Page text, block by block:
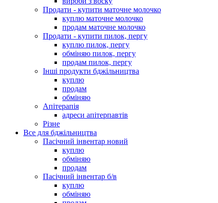
Продати - купити маточне молочко
куплю маточне молочко
продам маточне молочко
Продати - купити пилок, пергу
куплю пилок, пергу
обміняю пилок, пергу
продам пилок, пергу
Інші продукти бджільництва
куплю
продам
обміняю
Апітерапія
адреси апітерпавтів
Різне
Все для бджільництва
Пасічний інвентар новий
куплю
обміняю
продам
Пасічний інвентар б/в
куплю
обміняю